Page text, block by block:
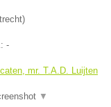
)
-
mr. T.A.D. Luijten
▼